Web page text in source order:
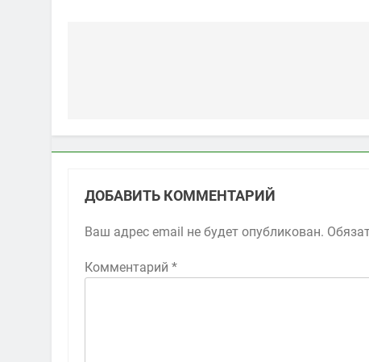
ДОБАВИТЬ КОММЕНТАРИЙ
Ваш адрес email не будет опубликован.
Комментарий *